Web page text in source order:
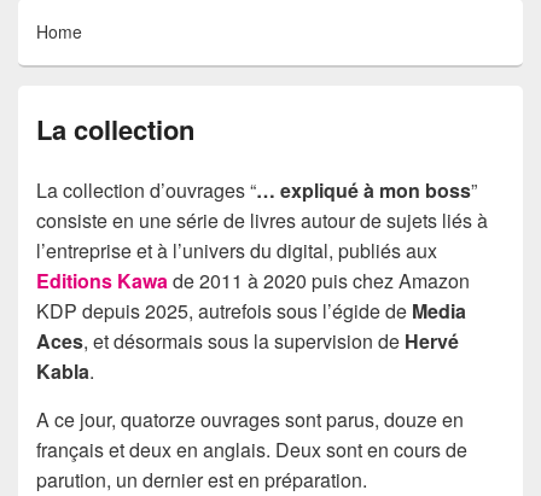
Home
La collection
La collection d’ouvrages “… expliqué à mon boss”
consiste en une série de livres autour de sujets liés à
l’entreprise et à l’univers du digital, publiés aux
Editions Kawade 2011 à 2020 puis chez Amazon
KDP depuis 2025, autrefois sous l’égide de Media
Aces, et désormais sous la supervision de Hervé
Kabla.
A ce jour, quatorze ouvrages sont parus, douze en
français et deux en anglais. Deux sont en cours de
parution, un dernier est en préparation.